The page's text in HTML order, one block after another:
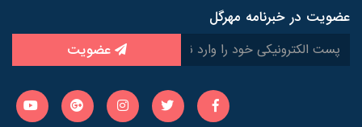
عضویت در خبرنامه مهرگل
عضویت